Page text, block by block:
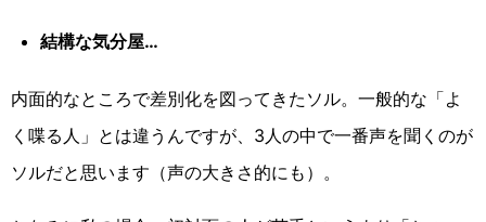
結構な気分屋…
内面的なところで差別化を図ってきたソル。一般的な「よ
く喋る人」とは違うんですが、3人の中で一番声を聞くのが
ソルだと思います（声の大きさ的にも）。